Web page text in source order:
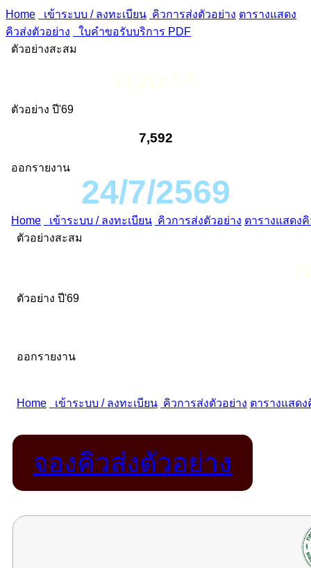
Home เข้าระบบ / ลงทะเบียน คิวการส่งตัวอย่าง ตารางแสดง
คิวส่งตัวอย่าง
ใบคำขอรับบริการ PDF
ตัวอย่างสะสม
ตัวอย่าง ปี'69
7,592
ออกรายงาน
24/7/2569
จองคิวส่งตัวอย่าง